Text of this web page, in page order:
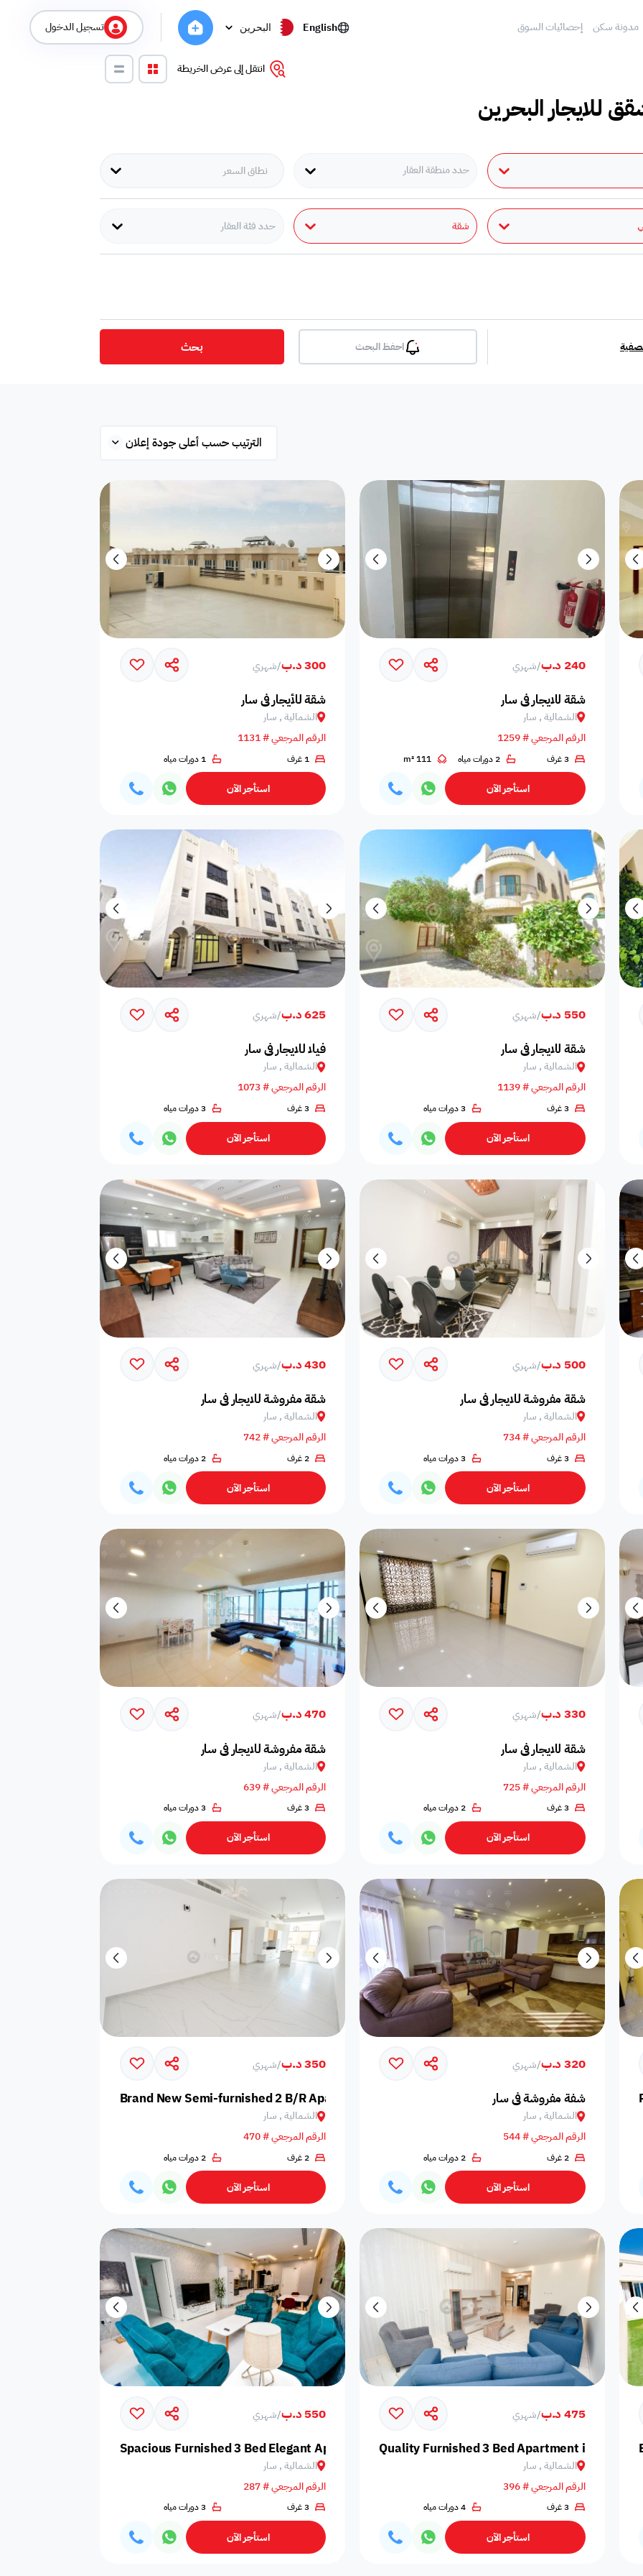
مدونة سكن إحصائيات السوق English البحرين تسجيل الدخول
انتقل إلى عرض الخريطة
للايجار البحرين
حدد منطقة العقار
شقة حدد فئة العقار
فيلا شقة فيلا شقتين فيلا مستقلة محطة بانزين غرفة
مبنى تجاري إستراحة
دش سلبر مناديل إضاءة إضافية سماعات
صالة طعام منطقة الطعام فريزر اطلالة على الحديقة ملعب فرن
ملعب كرة طائرة غسالة غرفة سينما ملعب كرة سله ملعب كرة قدم طاولة تنس شاطئ خاص
حالة التأثيث أي غرفة نوم 0
ضمن مشروع
احفظ البحث بحث
240 د.ب /شهري
شقة للايجار في سار
الشمالية , سار
الرقم المرجعي # 1259
3 غرف 2 دورات مياه 111 m²
استأجر الآن
300 د.ب /شهري
شقة للأيجار في سار
الشمالية , سار
الرقم المرجعي # 1131
1 غرف 1 دورات مياه
استأجر الآن
550 د.ب /شهري
شقة للايجار في سار
الشمالية , سار
الرقم المرجعي # 1139
3 غرف 3 دورات مياه
استأجر الآن
625 د.ب /شهري
فيلا للايجار في سار
الشمالية , سار
الرقم المرجعي # 1073
3 غرف 3 دورات مياه
استأجر الآن
500 د.ب /شهري
شقة مفروشة للايجار في سار
الشمالية , سار
الرقم المرجعي # 734
3 غرف 3 دورات مياه
استأجر الآن
430 د.ب /شهري
شقة مفروشة للايجار في سار
الشمالية , سار
الرقم المرجعي # 742
2 غرف 2 دورات مياه
استأجر الآن
330 د.ب /شهري
شقة للايجار في سار
الشمالية , سار
الرقم المرجعي # 725
3 غرف 2 دورات مياه
استأجر الآن
470 د.ب /شهري
شقة مفروشة للايجار في سار
الشمالية , سار
الرقم المرجعي # 639
3 غرف 3 دورات مياه
استأجر الآن
320 د.ب /شهري
شفة مفروشة في سار
الشمالية , سار
الرقم المرجعي # 544
2 غرف 2 دورات مياه
استأجر الآن
350 د.ب /شهري
Brand New Semi-furnished 2 B/R Apartment
الشمالية , سار
الرقم المرجعي # 470
2 غرف 2 دورات مياه
استأجر الآن
475 د.ب /شهري
Quality Furnished 3 Bed Apartment in Saar
الشمالية , سار
الرقم المرجعي # 396
3 غرف 4 دورات مياه
استأجر الآن
550 د.ب /شهري
Spacious Furnished 3 Bed Elegant Apartment
الشمالية , سار
الرقم المرجعي # 287
3 غرف 3 دورات مياه
استأجر الآن